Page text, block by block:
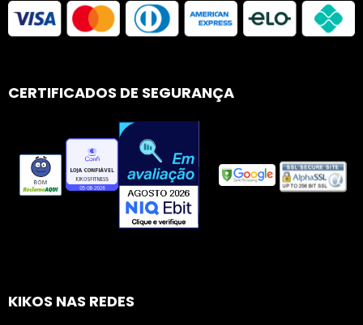
CERTIFICADOS DE SEGURANÇA
KIKOS NAS REDES